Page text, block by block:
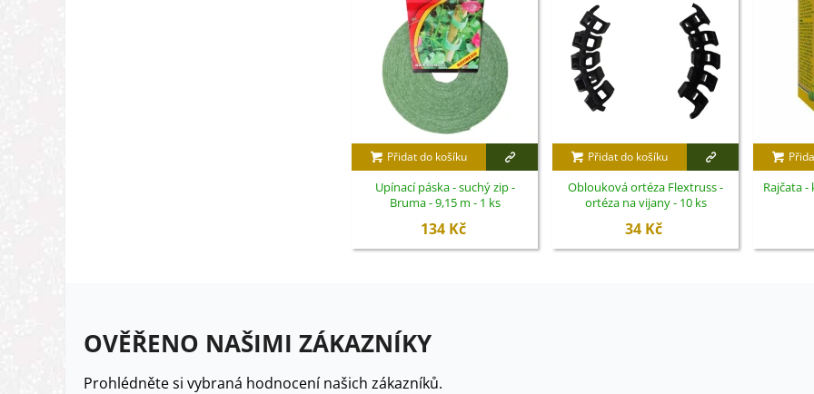
Přidat do košíku
Upínací páska - suchý zip -
Bruma - 9,15 m - 1 ks
134 Kč
Přidat do košíku
Oblouková ortéza Flextruss -
ortéza na vijany - 10 ks
34 Kč
Rajčata
OVĚŘENO NAŠIMI ZÁKAZNÍKY
Prohlédněte si vybraná hodnocení našich zákazníků.